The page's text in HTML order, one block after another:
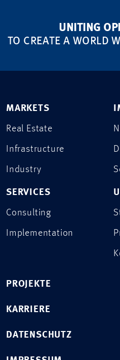
UNITING
TO CREATE A WORLD
MARKETS
Real Estate
Infrastructure
Industry
SERVICES
Consulting
Implementation
PROJEKTE
KARRIERE
DATENSCHUTZ